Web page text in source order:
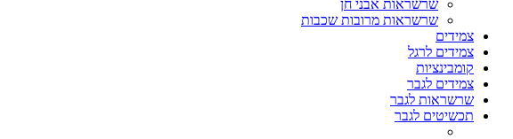
שרשראות אבני חן
שרשראות מרובות שכבות
צמידים
צמידים לרגל
קומבינציות
צמידים לגבר
שרשראות לגבר
תכשיטים לגבר